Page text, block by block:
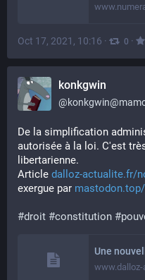
Oct 17, 2021, 10:16 · 0 ·
konkgwin
@
De la simplification
autorisée à la loi. C'est
libertarienne.
Article dalloz-actualite.fr/
exergue par mastodon.top/
#droit #constitution #